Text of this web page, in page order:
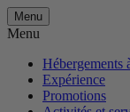
Menu
Menu
Hébergements
Expérience
Promotions